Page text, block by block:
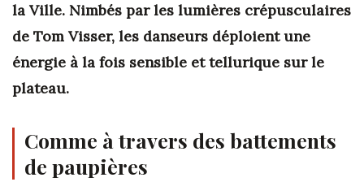
la Ville. Nimbés par les lumières crépusculaires
de Tom Visser, les danseurs déploient une
énergie à la fois sensible et tellurique sur le
plateau.
Comme à travers des battements
de paupières